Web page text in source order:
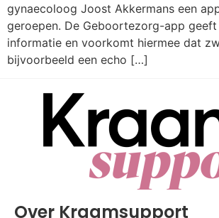
gynaecoloog Joost Akkermans een
geroepen. De Geboortezorg-app
informatie en voorkomt hiermee dat
bijvoorbeeld een echo […]
Over Kraamsupport